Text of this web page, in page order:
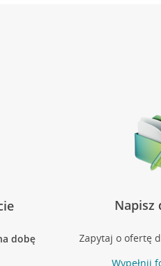
dobę
Napisz
Zapytaj o ofertę
Wypełnij